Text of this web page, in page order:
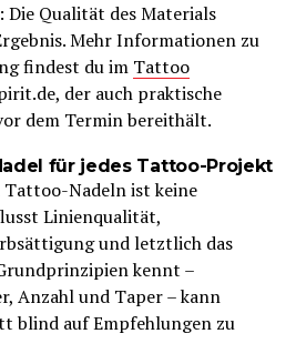
Die Qualität des Materials
Mehr Informationen zu
findest du im Tattoo
der auch praktische
dem Termin bereithält.
für jedes Tattoo-Projekt
Nadeln ist keine
Linienqualität,
und letztlich das
kennt –
Anzahl und Taper – kann
blind auf Empfehlungen zu